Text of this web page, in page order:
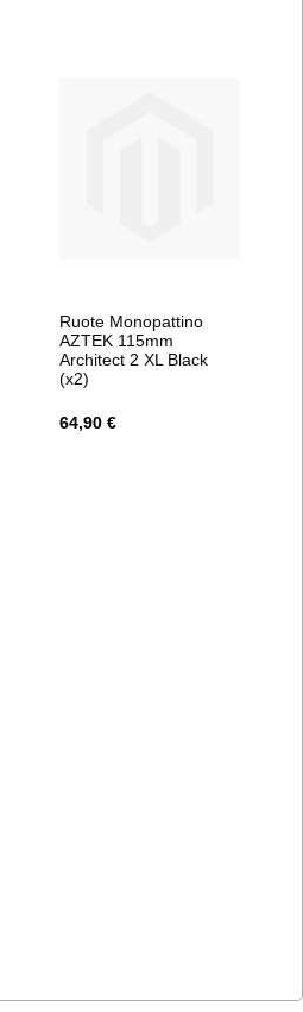
Ruote Monopattino
AZTEK 115mm
Architect 2 XL Black
(x2)
64,90 €